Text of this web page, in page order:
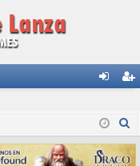
nti
fic
ist
ra
s